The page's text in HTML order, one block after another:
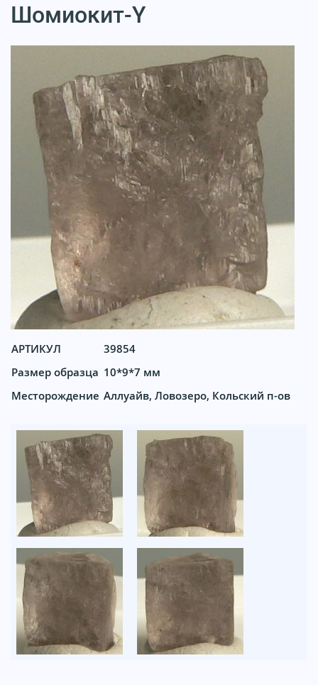
Шомиокит-Y
АРТИКУЛ
39854
Размер образца 10*9*7 мм
Месторождение Аллуайв, Ловозеро, Кольский п-ов